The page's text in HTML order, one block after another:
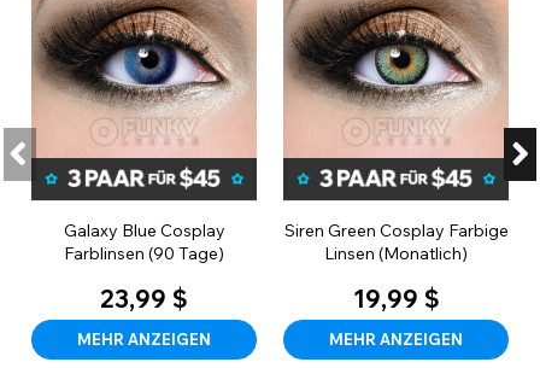
Galaxy Blue Cosplay
Farblinsen (90 Tage)
23,99 $
MEHR ANZEIGEN
Siren Green Cosplay Farbige
Linsen (Monatlich)
19,99 $
MEHR ANZEIGEN